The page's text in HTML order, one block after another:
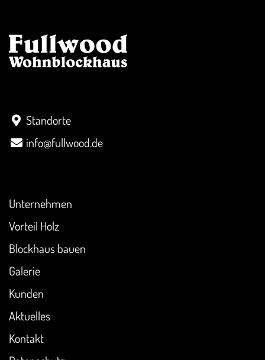
Standorte
info@fullwood.de
Unternehmen
Vorteil Holz
Blockhaus bauen
Galerie
Kunden
Aktuelles
Kontakt